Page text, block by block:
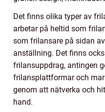
Det finns olika typer av
arbetar på heltid som
som frilansare på sidan
anställning. Det finns
frilansuppdrag, antingen
frilansplattformar och
genom att nätverka och
hand.